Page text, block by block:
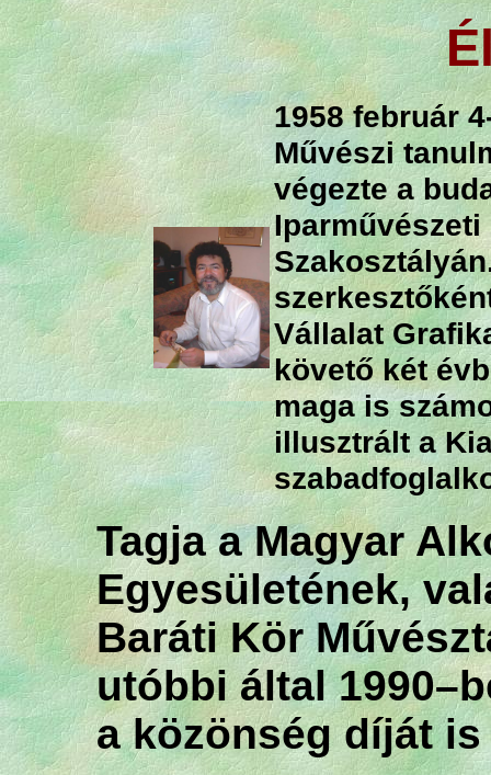
1958 február
Művészi
végezte a
Vállalat
követő két
maga is
illusztrált a
Tagja a Magyar
Egyesületének,
Baráti Kör
utóbbi által
a közönség díját